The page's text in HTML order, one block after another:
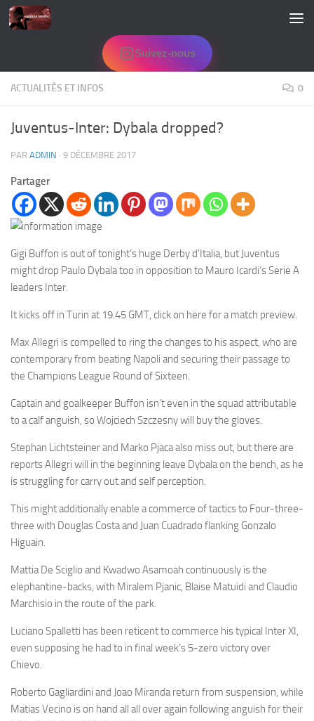
Skip to content
Suivez-nous
ACTUALITÉS ET INFOS 0
Juventus-Inter: Dybala dropped?
PAR ADMIN · 9 DÉCEMBRE 2017
Partager
Gigi Buffon is out of tonight’s huge Derby d’Italia, but Juventus
might drop Paulo Dybala too in opposition to Mauro Icardi’s Serie A
leaders Inter.
It kicks off in Turin at 19.45 GMT, click on here for a match preview.
Max Allegri is compelled to ring the changes to his aspect, who are
contemporary from beating Napoli and securing their passage to
the Champions League Round of Sixteen.
Captain and goalkeeper Buffon isn’t even in the squad attributable
to a calf anguish, so Wojciech Szczesny will buy the gloves.
Stephan Lichtsteiner and Marko Pjaca also miss out, but there are
reports Allegri will in the beginning leave Dybala on the bench, as he
is struggling for carry out and self perception.
This might additionally enable a commerce of tactics to Four-three-
three with Douglas Costa and Juan Cuadrado flanking Gonzalo
Higuain.
Mattia De Sciglio and Kwadwo Asamoah continuously is the
elephantine-backs, with Miralem Pjanic, Blaise Matuidi and Claudio
Marchisio in the route of the park.
Luciano Spalletti has been reticent to commerce his typical Inter XI,
even supposing he had to in final week’s 5-zero victory over
Chievo.
Roberto Gagliardini and Joao Miranda return from suspension, while
Matias Vecino is on hand all all over again following anguish for their